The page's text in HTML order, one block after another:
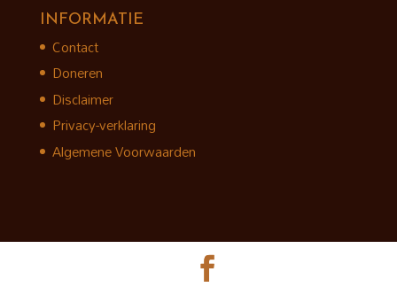
INFORMATIE
Contact
Doneren
Disclaimer
Privacy-verklaring
Algemene Voorwaarden